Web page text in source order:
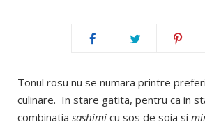
Tonul rosu nu se numara printre
culinare. In stare gatita, pentru ca in
combinatia sashimi cu sos de soia si